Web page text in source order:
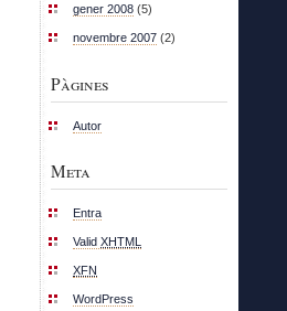
gener 2008 (5)
novembre 2007 (2)
Pàgines
Autor
Meta
Entra
Valid XHTML
XFN
WordPress